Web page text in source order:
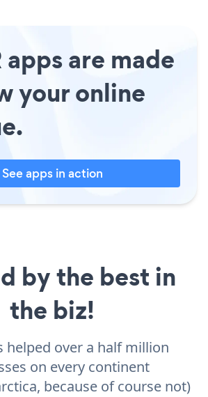
apps are made
your online
See apps in action
by the best in
the biz!
helped over a half million
on every continent
because of course not)